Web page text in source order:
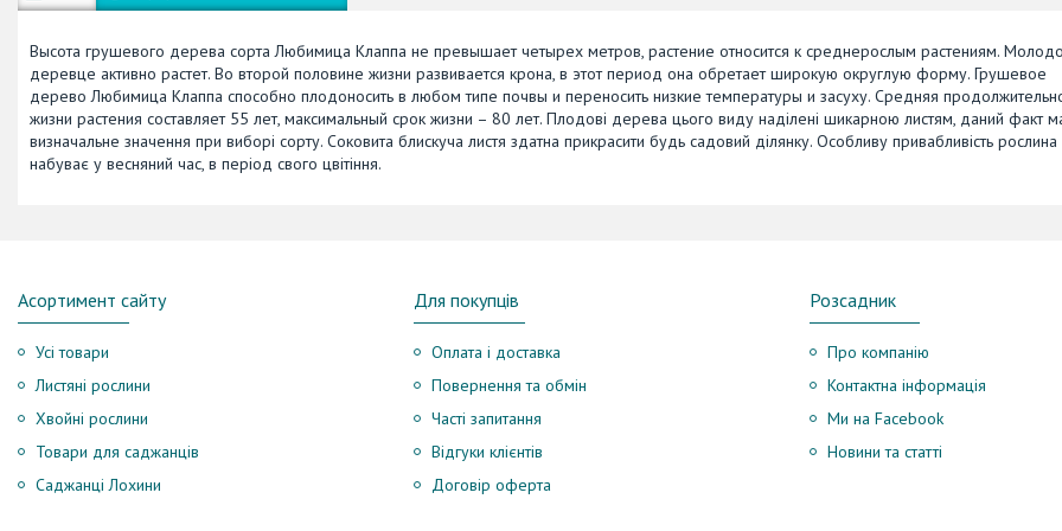
Высота грушевого дерева сорта Любимица Клаппа не превышает четырех метров, растение относится к среднерослым растениям.
деревце активно растет. Во второй половине жизни развивается крона, в этот период она обретает широкую округлую форму. Грушевое
дерево Любимица Клаппа способно плодоносить в любом типе почвы и переносить низкие температуры и засуху. Средняя
жизни растения составляет 55 лет, максимальный срок жизни – 80 лет. Плодові дерева цього виду наділені шикарною листям, даний факт
визначальне значення при виборі сорту. Соковита блискуча листя здатна прикрасити будь садовий ділянку. Особливу привабливість рослина
набуває у весняний час, в період свого цвітіння.
Асортимент сайту
Усі товари
Листяні рослини
Хвойні рослини
Товари для саджанців
Саджанці Лохини
Для покупців
Оплата і доставка
Повернення та обмін
Часті запитання
Відгуки клієнтів
Договір оферта
Розсадник
Про компанію
Контактна інформація
Ми на Facebook
Новини та статті